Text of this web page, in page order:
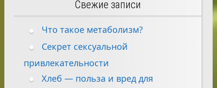
Свежие записи
Что такое метаболизм?
Секрет сексуальной
привлекательности
Хлеб — польза и вред для